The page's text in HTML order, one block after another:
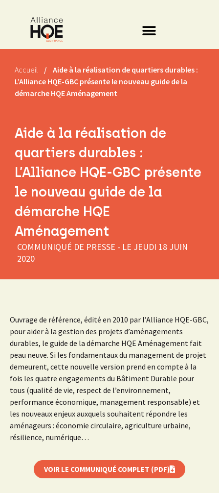
Accueil /
Aide à la réalisation de quartiers durables :
L’Alliance HQE-GBC présente le nouveau guide de la
démarche HQE Aménagement
Aide à la réalisation de
quartiers durables :
L’Alliance HQE-GBC présente
le nouveau guide de la
démarche HQE
Aménagement
COMMUNIQUÉ DE PRESSE - LE JEUDI 18 JUIN
2020
Ouvrage de référence, édité en 2010 par l’Alliance HQE-GBC,
pour aider à la gestion des projets d’aménagements
durables, le guide de la démarche HQE Aménagement fait
peau neuve. Si les fondamentaux du management de projet
demeurent, cette nouvelle version prend en compte à la
fois les quatre engagements du Bâtiment Durable pour
tous (qualité de vie, respect de l’environnement,
performance économique, management responsable) et
les nouveaux enjeux auxquels souhaitent répondre les
aménageurs : économie circulaire, agriculture urbaine,
résilience, numérique…
VOIR LE COMMUNIQUÉ COMPLET (PDF)